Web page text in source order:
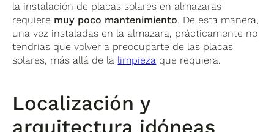
la instalación de placas solares en almazaras
requiere muy poco mantenimiento. De esta manera,
una vez instaladas en la almazara, prácticamente no
tendrías que volver a preocuparte de las placas
solares, más allá de la limpieza que requiera.
Localización y
arquitectura idóneas